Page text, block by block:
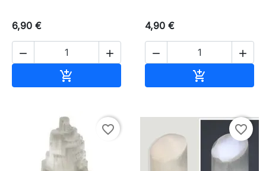
6,90 €
 

4,90 €
 

favorite_border favorite_border